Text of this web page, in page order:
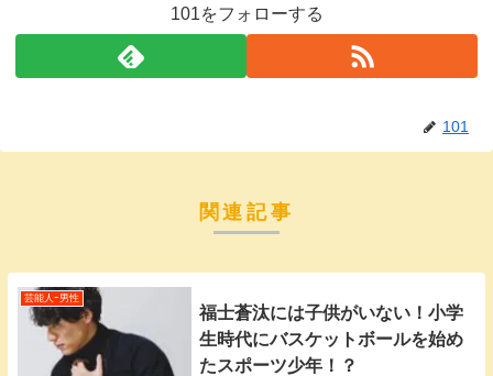
101をフォローする
101
関連記事
芸能人ｰ男性
福士蒼汰には子供がいない！小学
生時代にバスケットボールを始め
たスポーツ少年！？